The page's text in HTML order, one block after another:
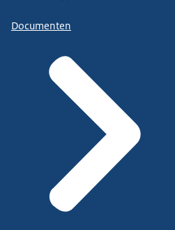
Documenten